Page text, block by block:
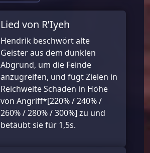
Lied von R’Iyeh
Hendrik beschwört alte
Geister aus dem dunklen
Abgrund, um die Feinde
anzugreifen, und fügt Zielen in
Reichweite Schaden in Höhe
von Angriff*[220% / 240% /
260% / 280% / 300%] zu und
betäubt sie für 1,5s.